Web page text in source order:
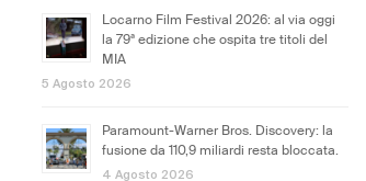
Locarno Film Festival 2026: al via oggi
la 79ª edizione che ospita tre titoli del
MIA
5 Agosto 2026
Paramount-Warner Bros. Discovery: la
fusione da 110,9 miliardi resta bloccata.
4 Agosto 2026